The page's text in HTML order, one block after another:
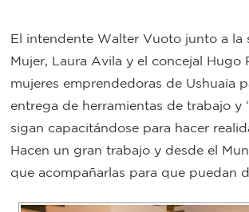
Rentas
Municipal
Mi
bondi
municipal
El intendente Walter Vuoto junto a la
Mujer, Laura Avila y el concejal Hugo
mujeres emprendedoras de Ushuaia
entrega de herramientas de trabajo y
sigan capacitándose para hacer
Hacen un gran trabajo y desde el
que acompañarlas para que puedan